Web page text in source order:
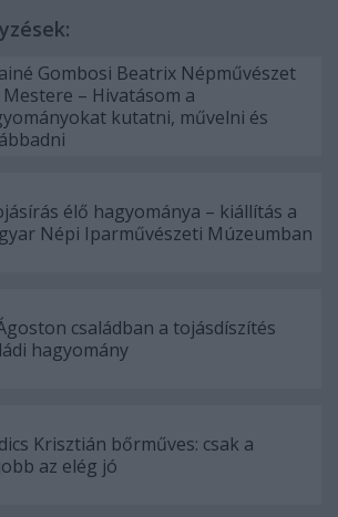
Gombosi Beatrix Népművészet
– Hivatásom a
kutatni, művelni és
élő hagyománya – kiállítás a
Népi Iparművészeti Múzeumban
családban a tojásdíszítés
hagyomány
Krisztián bőrműves: csak a
az elég jó